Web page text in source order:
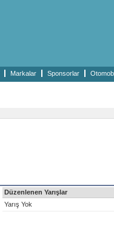
Markalar Sponsorlar
Düzenlenen Yarışlar
Yarış Yok